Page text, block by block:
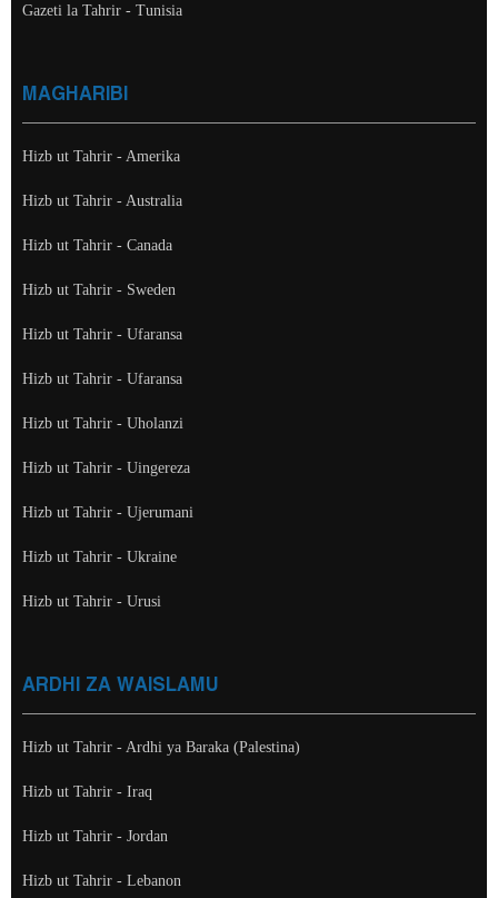
Gazeti la Tahrir - Tunisia
MAGHARIBI
Hizb ut Tahrir - Amerika
Hizb ut Tahrir - Australia
Hizb ut Tahrir - Canada
Hizb ut Tahrir - Sweden
Hizb ut Tahrir - Ufaransa
Hizb ut Tahrir - Ufaransa
Hizb ut Tahrir - Uholanzi
Hizb ut Tahrir - Uingereza
Hizb ut Tahrir - Ujerumani
Hizb ut Tahrir - Ukraine
Hizb ut Tahrir - Urusi
ARDHI ZA WAISLAMU
Hizb ut Tahrir - Ardhi ya Baraka (Palestina)
Hizb ut Tahrir - Iraq
Hizb ut Tahrir - Jordan
Hizb ut Tahrir - Lebanon